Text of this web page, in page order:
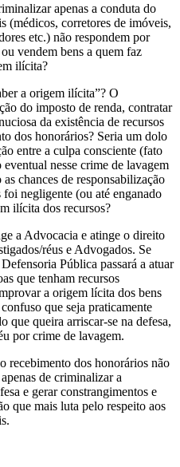
apenas a conduta do
(médicos, corretores de imóveis,
etc.) não respondem por
vendem bens a quem faz
ilícita?
a origem ilícita”? O
do imposto de renda, contratar
da existência de recursos
dos honorários? Seria um dolo
entre a culpa consciente (fato
nesse crime de lavagem
chances de responsabilização
negligente (ou até enganado
ilícita dos recursos?
a Advocacia e atinge o direito
réus e Advogados. Se
Pública passará a atuar
que tenham recursos
a origem lícita dos bens
que seja praticamente
que queira arriscar-se na defesa,
por crime de lavagem.
recebimento dos honorários não
de criminalizar a
e gerar constrangimentos e
que mais luta pelo respeito aos